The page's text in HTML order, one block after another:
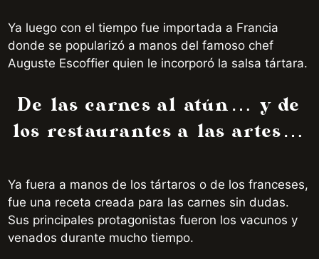
Ya luego con el tiempo fue importada a Francia
donde se popularizó a manos del famoso chef
Auguste Escoffier quien le incorporó la salsa tártara.
De las carnes al atún… y de
los restaurantes a las artes…
Ya fuera a manos de los tártaros o de los franceses,
fue una receta creada para las carnes sin dudas.
Sus principales protagonistas fueron los vacunos y
venados durante mucho tiempo.